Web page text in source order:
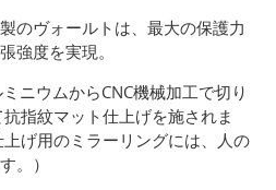
のヴォールトは、最大の保護力
強度を実現。
ニウムからCNC機械加工で切り
指紋マット仕上げを施されま
げ用のミラーリングには、人の
。）